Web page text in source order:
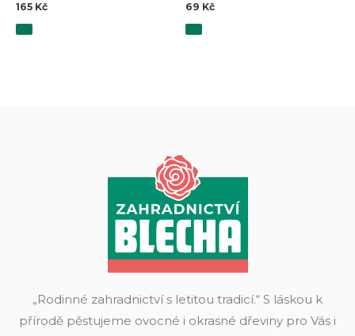
165 Kč 69 Kč
„Rodinné zahradnictví s letitou tradicí.“ S láskou k
přírodě pěstujeme ovocné i okrasné dřeviny pro Vás i